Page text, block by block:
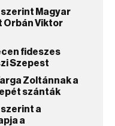
szerint Magyar
Orbán Viktor
fideszes
Szepest
Zoltánnak a
szánták
szerint a
a